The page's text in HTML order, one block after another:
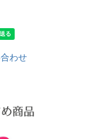
わせ
商品